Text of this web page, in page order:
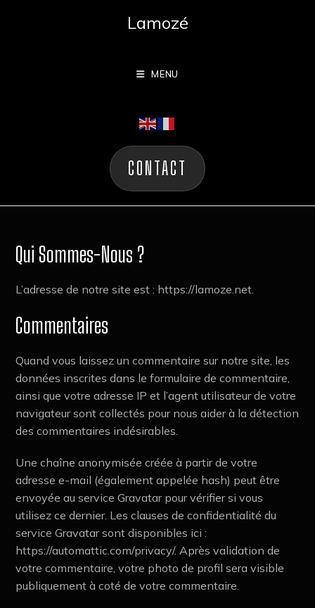
Lamozé
MENU
CONTACT
Qui Sommes-Nous ?
L’adresse de notre site est : https://lamoze.net.
Commentaires
Quand vous laissez un commentaire sur notre site, les
données inscrites dans le formulaire de commentaire,
ainsi que votre adresse IP et l’agent utilisateur de votre
navigateur sont collectés pour nous aider à la détection
des commentaires indésirables.
Une chaîne anonymisée créée à partir de votre
adresse e-mail (également appelée hash) peut être
envoyée au service Gravatar pour vérifier si vous
utilisez ce dernier. Les clauses de confidentialité du
service Gravatar sont disponibles ici :
https://automattic.com/privacy/. Après validation de
votre commentaire, votre photo de profil sera visible
publiquement à coté de votre commentaire.